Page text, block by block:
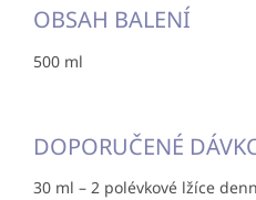
OBSAH BALENÍ
500 ml
DOPORUČENÉ
30 ml – 2 polévkové lžíce